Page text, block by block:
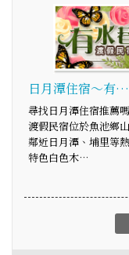
日月潭住宿～有…
尋找日月潭住宿推薦
渡假民宿位於魚池鄉
鄰近日月潭、埔里等
特色白色木…